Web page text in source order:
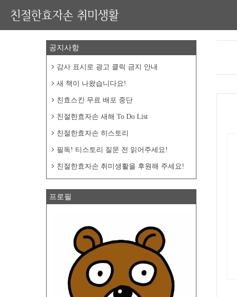
친절한효자손 취미생활
공지사항
감사 표시로 광고 클릭 금지 안내
새 책이 나왔습니다요!
친효스킨 무료 배포 중단
친절한효자손 새해 To Do List
친절한효자손 히스토리
필독! 티스토리 질문 전 읽어주세요!
친절한효자손 취미생활을 후원해 주세요!
프로필